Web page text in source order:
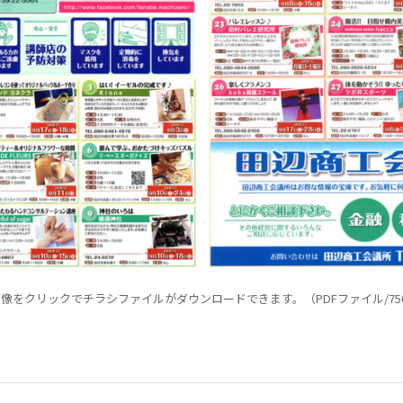
をクリックでチラシファイルがダウンロードできます。（PDFファイル/